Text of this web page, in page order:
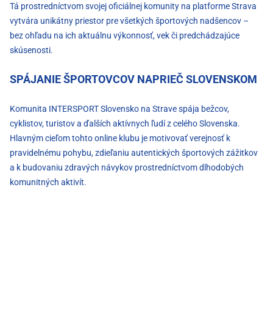
Tá prostredníctvom svojej oficiálnej komunity na platforme Strava
vytvára unikátny priestor pre všetkých športových nadšencov –
bez ohľadu na ich aktuálnu výkonnosť, vek či predchádzajúce
skúsenosti.
SPÁJANIE ŠPORTOVCOV NAPRIEČ SLOVENSKOM
Komunita INTERSPORT Slovensko na Strave spája bežcov,
cyklistov, turistov a ďalších aktívnych ľudí z celého Slovenska.
Hlavným cieľom tohto online klubu je motivovať verejnosť k
pravidelnému pohybu, zdieľaniu autentických športových zážitkov
a k budovaniu zdravých návykov prostredníctvom dlhodobých
komunitných aktivít.